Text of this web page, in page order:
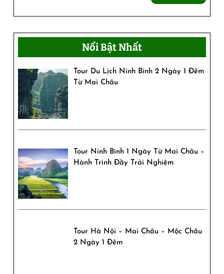
Ngắm
Minh
Với
Cánh
thêm
Nổi Bật Nhất
Tour Du Lịch Ninh Bình 2 Ngày 1 Đêm
Từ Mai Châu
Tour Ninh Bình 1 Ngày Từ Mai Châu –
Hành Trình Đầy Trải Nghiệm
Tour Hà Nội – Mai Châu – Mộc Châu
2 Ngày 1 Đêm